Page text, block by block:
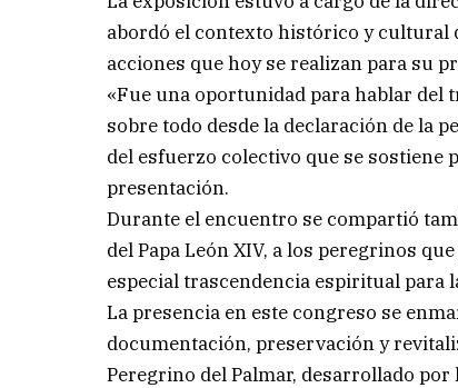
abordó el contexto histórico y cultural
acciones que hoy se realizan para su
«Fue una oportunidad para hablar del
sobre todo desde la declaración de la
del esfuerzo colectivo que se
presentación.
Durante el encuentro se compartió
del Papa León XIV, a los peregrinos
especial trascendencia espiritual para
La presencia en este congreso se
documentación, preservación y
Peregrino del Palmar, desarrollado